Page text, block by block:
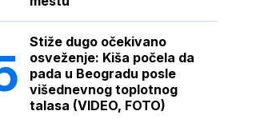
Stiže dugo očekivano
osveženje: Kiša počela da
pada u Beogradu posle
višednevnog toplotnog
talasa (VIDEO, FOTO)